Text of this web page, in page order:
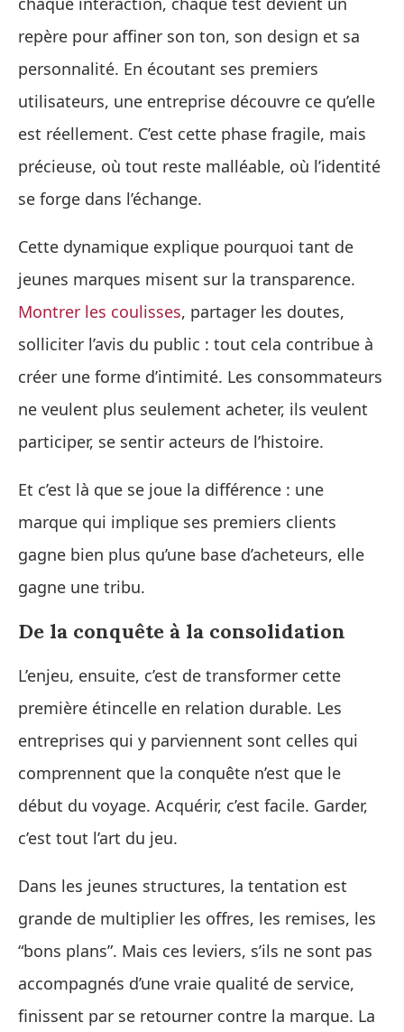
repère pour affiner son ton, son design et sa
personnalité. En écoutant ses premiers
utilisateurs, une entreprise découvre ce qu’elle
est réellement. C’est cette phase fragile, mais
précieuse, où tout reste malléable, où l’identité
se forge dans l’échange.
Cette dynamique explique pourquoi tant de
jeunes marques misent sur la transparence.
Montrer les coulisses, partager les doutes,
solliciter l’avis du public : tout cela contribue à
créer une forme d’intimité. Les consommateurs
ne veulent plus seulement acheter, ils veulent
participer, se sentir acteurs de l’histoire.
Et c’est là que se joue la différence : une
marque qui implique ses premiers clients
gagne bien plus qu’une base d’acheteurs, elle
gagne une tribu.
De la conquête à la consolidation
L’enjeu, ensuite, c’est de transformer cette
première étincelle en relation durable. Les
entreprises qui y parviennent sont celles qui
comprennent que la conquête n’est que le
début du voyage. Acquérir, c’est facile. Garder,
c’est tout l’art du jeu.
Dans les jeunes structures, la tentation est
grande de multiplier les offres, les remises, les
“bons plans”. Mais ces leviers, s’ils ne sont pas
accompagnés d’une vraie qualité de service,
finissent par se retourner contre la marque. La